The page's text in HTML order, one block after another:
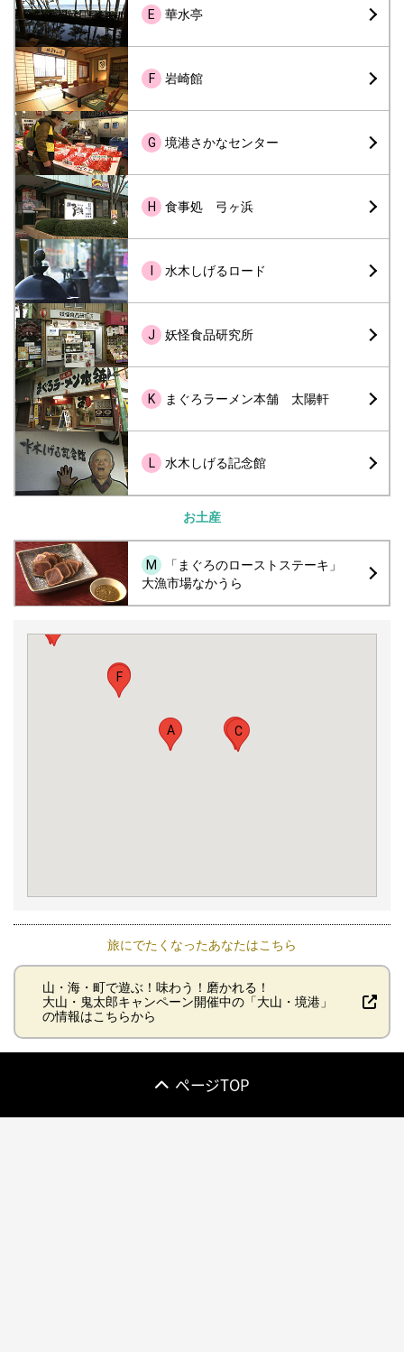
E 華水亭
F 岩崎館
G 境港さかなセンター
H 食事処 弓ヶ浜
水木しげるロード
J 妖怪食品研究所
K まぐろラーメン本舗 太陽軒
L 水木しげる記念館
お土産
M
「まぐろのローストステーキ」
大漁市場なかうら
A B
C
E
F
IJ
K
L
旅にでたくなったあなたはこちら
山・海・町で遊ぶ！味わう！磨かれる！
大山・鬼太郎キャンペーン開催中の「大山・境港」
の情報はこちらから
ページTOP